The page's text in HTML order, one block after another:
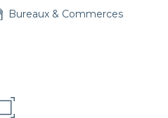
Bureaux & Commerces